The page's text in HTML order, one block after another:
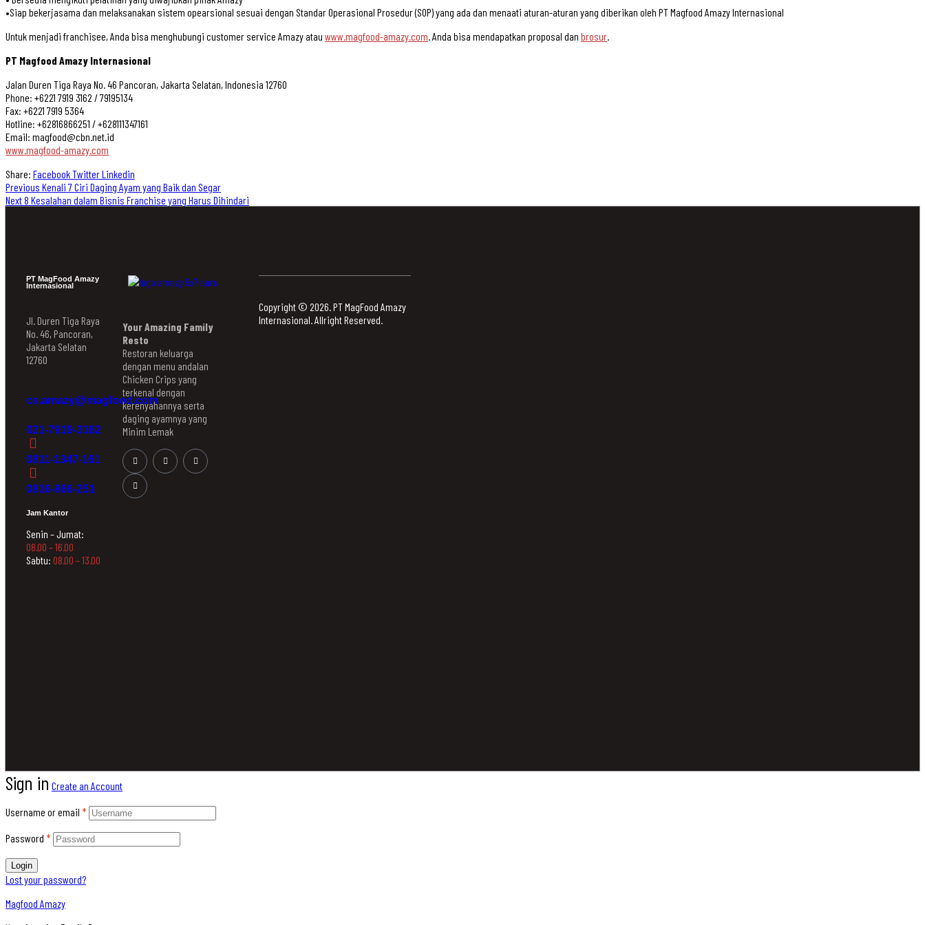
•Siap bekerjasama dan melaksanakan sistem opearsional sesuai dengan Standar Operasional Prosedur (SOP) yang ada dan menaati aturan-aturan yang diberikan oleh PT Magfood Amazy Internasional
Untuk menjadi franchisee, Anda bisa menghubungi customer service Amazy atau www.magfood-amazy.com. Anda bisa mendapatkan proposal dan brosur.
PT Magfood Amazy Internasional
Jalan Duren Tiga Raya No. 46 Pancoran, Jakarta Selatan, Indonesia 12760
Phone: +6221 7919 3162 / 79195134
Fax: +6221 7919 5364
Hotline: +62816866251 / +628111347161
Email: magfood@cbn.net.id
www.magfood-amazy.com
Share: FacebookTwitterLinkedin
Previous Kenali 7 Ciri Daging Ayam yang Baik dan Segar
Next8 Kesalahan dalam Bisnis Franchise yang Harus Dihindari
PT MagFood Amazy
Internasional
Jl. Duren Tiga Raya
No. 46, Pancoran,
Jakarta Selatan
12760
cs.amazy@magfood.com
021-7919-3162
0811-1347-161
0816-866-251
Jam Kantor
Senin – Jumat:
08.00 – 16.00
Sabtu: 08.00 – 13.00
Your Amazing Family
Resto
Restoran keluarga
dengan menu andalan
Chicken Crips yang
terkenal dengan
kerenyahannya serta
daging ayamnya yang
Minim Lemak
Copyright © 2026. PT MagFood Amazy
Internasional. Allright Reserved.
Sign in Create an Account
Username or email *
Password *
Login
Lost your password?
Magfood Amazy